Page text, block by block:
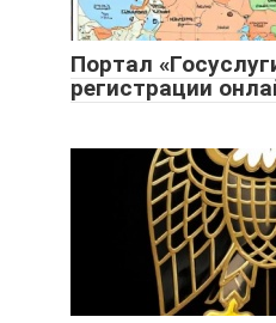
Портал
регистрации